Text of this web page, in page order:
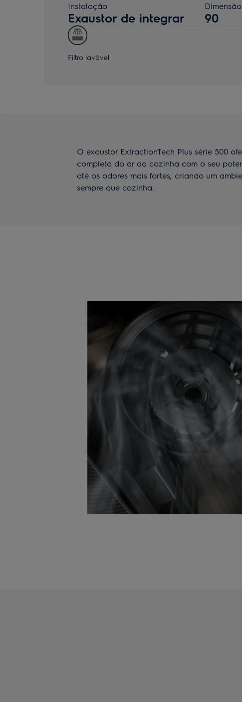
Instalação
Exaustor de integrar 90
Filtro lavável
O exaustor ExtractionTech Plus série 500
completa do ar da cozinha com o seu
até os odores mais fortes, criando um
sempre que cozinha.